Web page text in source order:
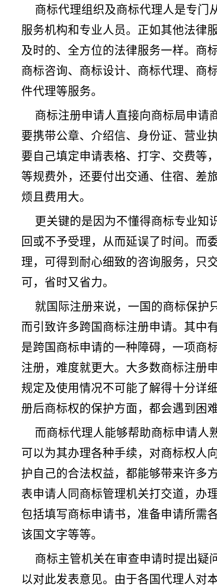
商标代理组织及商标代理人是专门
服务机构和专业人员。正如其他法律
及时的、全方位的法律服务一样。商
商标咨询、商标设计、商标代理、商
件代理等服务。
商标注册申请人直接向商标局申请
要携带公章、介绍信、身份证、营业
要自己填定申请表格、打字、交费等
等规费外，还要付出交通、住宿、差
烦且费用大。
更关键的是因为不懂得商标专业知
回或不予受理，从而延误了时间。而
理，可得到耐心细致的咨询服务，只
可，省时又省力。
就国际注册来说，一国的商标保护
而引致许多跨国商标注册申请。其中
是跨国商标申请的一种障碍，一项商
注册，难度就更大。大多数商标注册
规定及使用情况不可能了解得十分详
册后商标权的保护方面，都会遇到困
而商标代理人能够帮助商标申请人
可以为其办理各种手续，对商标权人
护自己的合法权益，都能够带来许多
表申请人同商标管理机关打交道，办
包括填写商标申请书，准备申请所需
该国文字等等。
商标主管机关在审查申请时提出疑
以对此发表意见。由于各国代理人对